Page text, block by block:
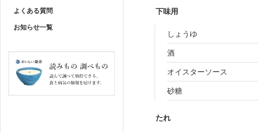
よくある質問
お知らせ一覧
下味用
しょうゆ
酒
オイスターソース
砂糖
たれ